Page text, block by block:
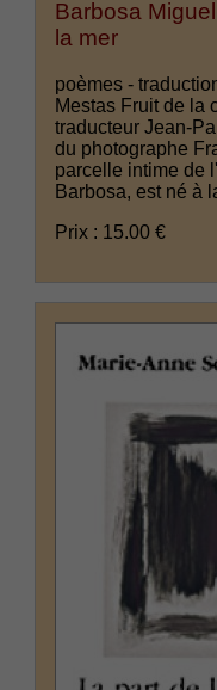
Barbosa
la mer
poèmes -
Mestas Fruit de la
traducteur Jean-
du photographe
parcelle intime de
Barbosa, est né à
Prix : 15.00 €